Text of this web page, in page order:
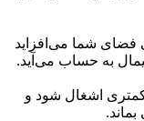
فضای شما می‌افزاید
به حساب می‌آید.
اشغال شود و